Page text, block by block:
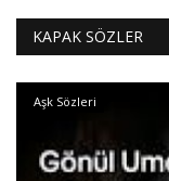
KAPAK SÖZLER
Aşk Sözleri